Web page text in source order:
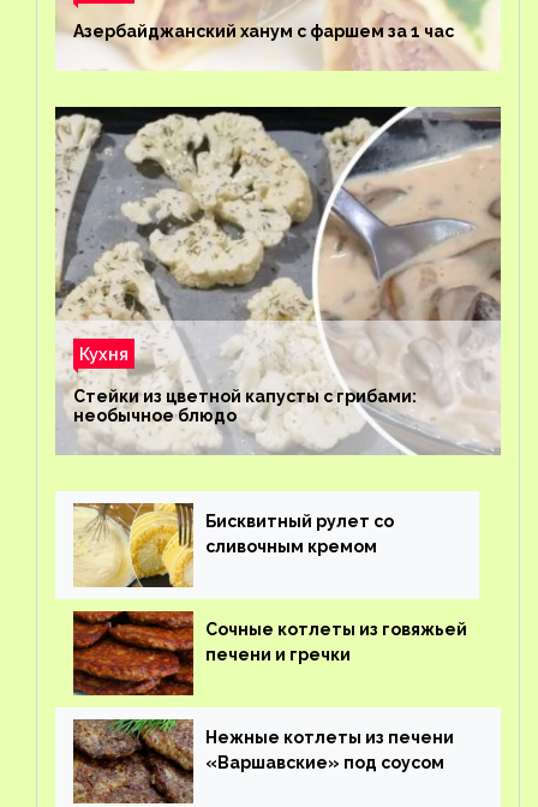
Азербайджанский ханум с фаршем за 1 час
Кухня
Стейки из цветной капусты с грибами:
необычное блюдо
Бисквитный рулет со
сливочным кремом
Сочные котлеты из говяжьей
печени и гречки
Нежные котлеты из печени
«Варшавские» под соусом